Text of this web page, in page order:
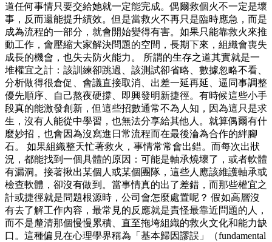
道任何事情只要交給她就一定能完成。偶爾救個火不一定是壞
事，反而還能提升績效。但是當救火不再只是臨時應急，而是
成為流程的一部分，就會開始變得有害。如果只能靠救火來推
動工作，會壓縮大家解決問題的空間，長期下來，組織會喪失
成長的機會，也失去防火能力。 所謂的生存之道其實就是一
堆權宜之計：該訓練卻跳過、該測試卻省略、數據忽略不看、
分析做得很倉促、會議直接取消、出差一延再延、逼同事調整
優先順序、自己熬夜硬撐、即興發明新捷徑。有時候這些小手
段真的能激發創新，但這些招數通常不為人知，因為這只是求
生，沒有人能從中學習，也無法分享給其他人。就算偶爾有什
麼妙招，也會因為沒寫進日常流程而在最後淪為合作的絆腳
石。 如果組織整天忙著救火，事情常常會出錯。而每次出狀
況，都能找到一個具體的原因：可能是軸承燒壞了，或者軟體
有漏洞。接著揪出某個人或某個團隊，這些人應該維護軸承或
檢查軟體，卻沒有做到。當事情真的出了差錯，而那些權宜之
計或捷徑就是問題根源時，公司會怎麼處置呢？ 假如高層沒
有去了解工作內容，最常見的反應就是責怪最靠近問題的人，
而不是釐清那個慢慢累積、直至拖垮組織的救火文化和能力缺
口。這種偏見在心理學界稱為「基本歸因謬誤」（fundamental